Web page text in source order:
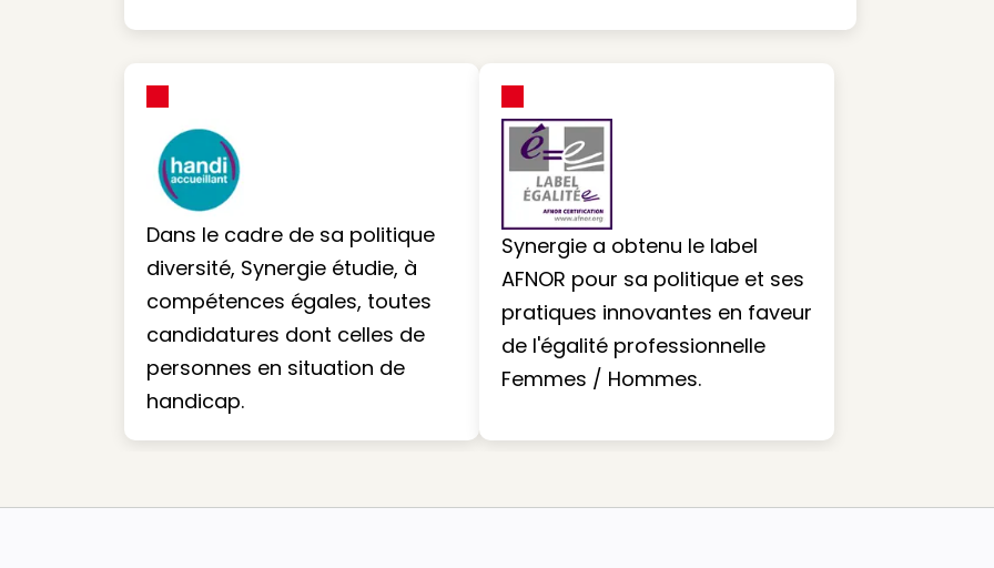
Dans le cadre de sa politique
diversité, Synergie étudie, à
compétences égales, toutes
candidatures dont celles de
personnes en situation de
handicap.
Synergie a obtenu le label
AFNOR pour sa politique et ses
pratiques innovantes en faveur
de l'égalité professionnelle
Femmes / Hommes.